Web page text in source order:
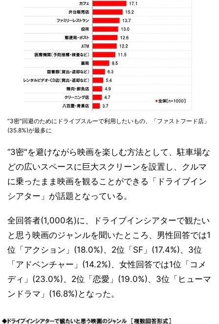
“3密"回避のためにドライブスルーで利用したいもの、「ファストフード店」
(35.8%)が最多に
“3密"を避けながら映画を楽しむ方法として、駐車場な
どの広いスペースに巨大スクリーンを設置し、クルマ
に乗ったまま映画を観ることができる「ドライブイン
シアター」が話題となっている。
全回答者(1,000名)に、ドライブインシアターで観たい
と思う映画のジャンルを聞いたところ、男性回答では1
位「アクション」(18.0%)、2位「SF」(17.4%)、3位
「アドベンチャー」(14.2%)、女性回答では1位「コメ
ディ」(23.0%)、2位「恋愛」(19.0%)、3位「ヒューマ
ンドラマ」(16.8%)となった。